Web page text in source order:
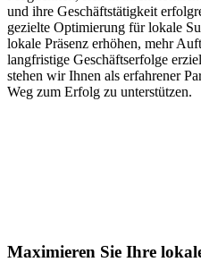
und ihre Geschäftstätigkeit
gezielte Optimierung für lokale
lokale Präsenz erhöhen, mehr
langfristige Geschäftserfolge
stehen wir Ihnen als erfahrener
Weg zum Erfolg zu unterstützen.
Maximieren Sie Ihre